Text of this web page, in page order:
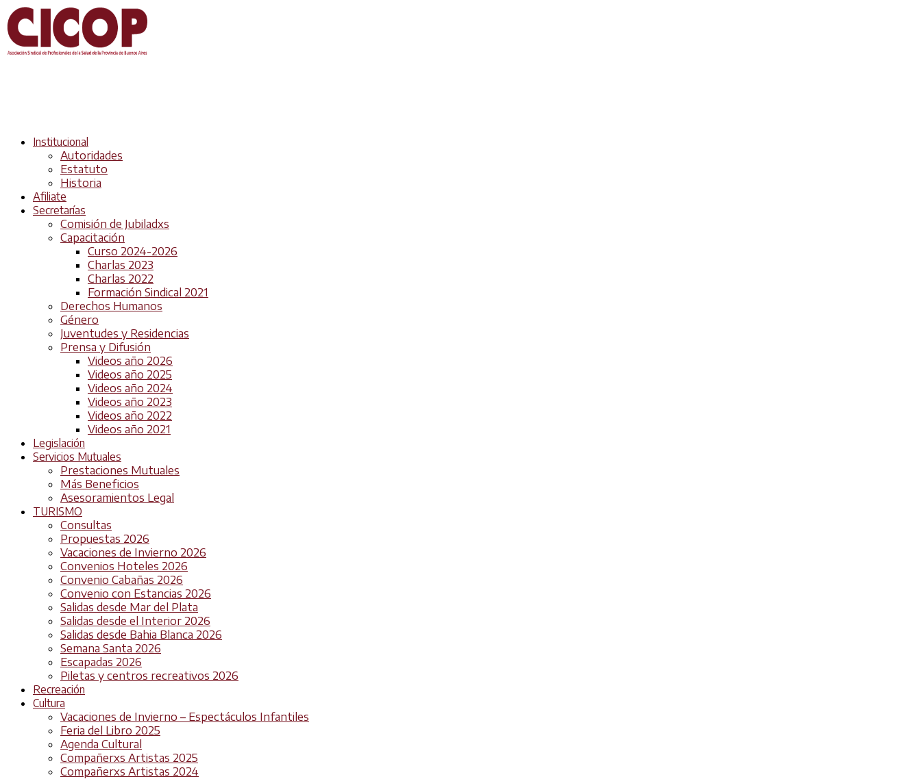
Institucional
Autoridades
Estatuto
Historia
Afiliate
Secretarías
Comisión de Jubiladxs
Capacitación
Curso 2024-2026
Charlas 2023
Charlas 2022
Formación Sindical 2021
Derechos Humanos
Género
Juventudes y Residencias
Prensa y Difusión
Videos año 2026
Videos año 2025
Videos año 2024
Videos año 2023
Videos año 2022
Videos año 2021
Legislación
Servicios Mutuales
Prestaciones Mutuales
Más Beneficios
Asesoramientos Legal
TURISMO
Consultas
Propuestas 2026
Vacaciones de Invierno 2026
Convenios Hoteles 2026
Convenio Cabañas 2026
Convenio con Estancias 2026
Salidas desde Mar del Plata
Salidas desde el Interior 2026
Salidas desde Bahia Blanca 2026
Semana Santa 2026
Escapadas 2026
Piletas y centros recreativos 2026
Recreación
Cultura
Vacaciones de Invierno – Espectáculos Infantiles
Feria del Libro 2025
Agenda Cultural
Compañerxs Artistas 2025
Compañerxs Artistas 2024